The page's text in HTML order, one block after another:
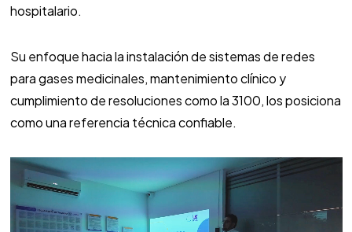
hospitalario.
Su enfoque hacia la instalación de sistemas de redes
para gases medicinales, mantenimiento clínico y
cumplimiento de resoluciones como la 3100, los posiciona
como una referencia técnica confiable.